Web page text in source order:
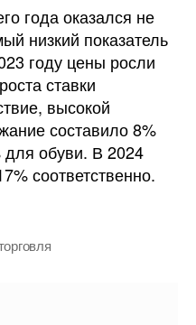
на
одежду
и
обувь
замедлился
года оказался не
низкий показатель
году цены росли
ставки
высокой
составило 8%
обуви. В 2024
соответственно.